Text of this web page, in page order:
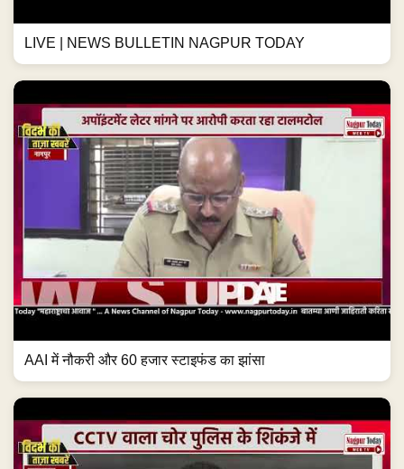
LIVE | NEWS BULLETIN NAGPUR TODAY
AAI में नौकरी और 60 हजार स्टाइफंड का झांसा